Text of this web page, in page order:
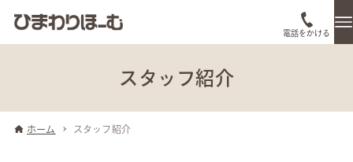
電話をかける
スタッフ紹介
ホーム スタッフ紹介